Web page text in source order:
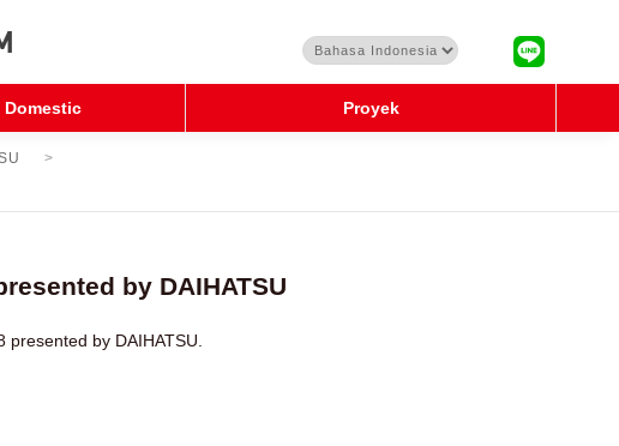
Domestic Proyek
by DAIHATSU
by DAIHATSU.